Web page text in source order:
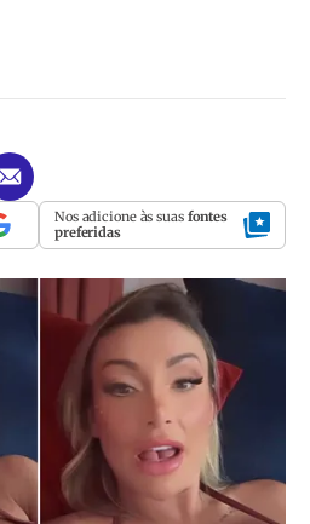
Nos adicione às suas fontes
preferidas